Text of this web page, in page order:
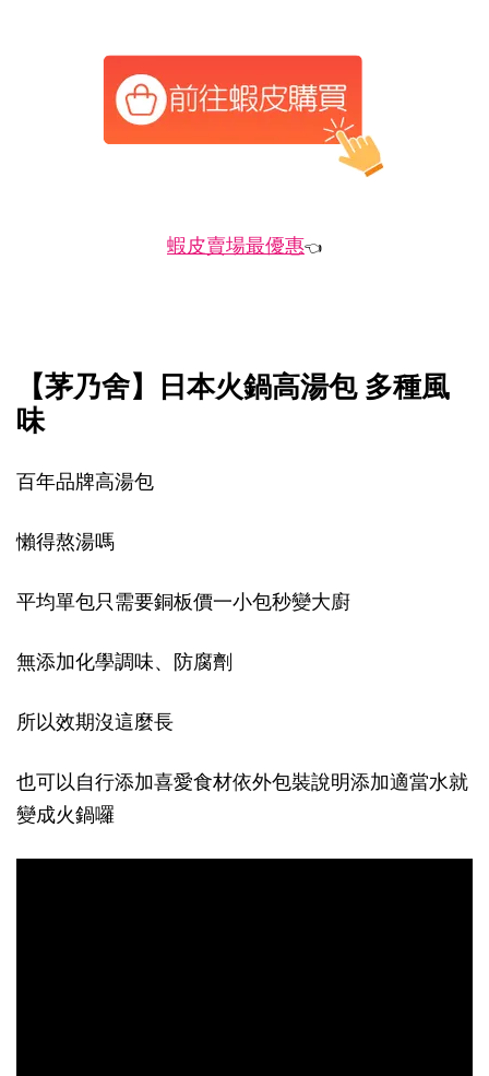
蝦皮賣場最優惠👈
【茅乃舍】日本火鍋高湯包 多種風
味
百年品牌高湯包
懶得熬湯嗎
平均單包只需要銅板價一小包秒變大廚
無添加化學調味、防腐劑
所以效期沒這麼長
也可以自行添加喜愛食材依外包裝說明添加適當水就
變成火鍋囉